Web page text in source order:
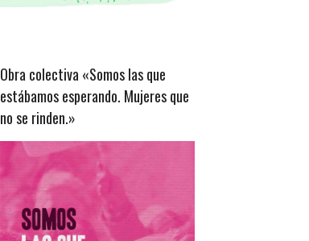
Obra colectiva «Somos las que
estábamos esperando. Mujeres que
no se rinden.»